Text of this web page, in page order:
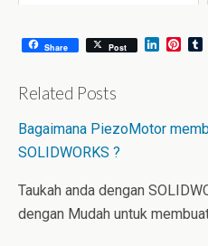
Share Post
L
I
P
e
Related Posts
Bagaimana PiezoMotor
SOLIDWORKS ?
Taukah anda dengan
dengan Mudah untuk